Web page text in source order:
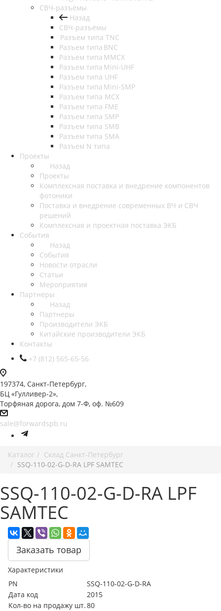
СВЧ-разъёмы
Назад
СВЧ-разъёмы
Разъем типа TNC
Разъем типа BNC
Разъем типа MMCX
Разъем типа Mini-UHF
Разъем типа UHF
Разъем типа Mini-SMP
Разъем типа MCX
Разъем типа FME
Разъем типа SMP
Разъем типа SMB
Разъем типа SMA
Разъем N типа
Проекты
Назад
Проекты
Комплексная поставка и внедрение компонентов
фотоники
Поставка и внедрение современных ВЧ и СВЧ
решений
Комплексная и проектная поставка ЭКБ
События
Назад
События
Новости отрасли
Статьи
Мероприятия
Партнеры
Назад
Партнеры
Производители ЭКБ
Китайские производители ЭКБ
Контакты
+7 (812) 565-65-56
197374, Санкт-Петербург,
БЦ «Гулливер-2»,
Торфяная дорога, дом 7-Ф, оф. №609
sale@forwardspb.ru
Каталог
Cклад Санкт-Петербург
SSQ-110-02-G-D-RA LPF SAMTEC
SSQ-110-02-G-D-RA LPF
SAMTEC
Заказать товар
Характеристики
PN
SSQ-110-02-G-D-RA
Дата код
2015
Кол-во на продажу шт.80